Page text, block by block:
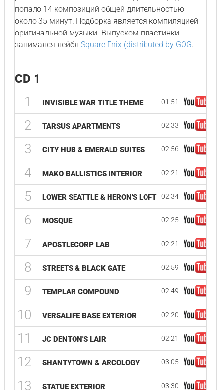
попало 14 композиций общей длительностью
около 35 минут. Подборка является компиляцией
оригинальной музыки. Выпуском пластинки
занимался лейбл Square Enix (distributed by GOG.
CD 1
1 INVISIBLE WAR TITLE THEME 01:51
2 TARSUS APARTMENTS 02:33
3 CITY HUB & EMERALD SUITES 02:56
4 MAKO BALLISTICS INTERIOR 02:21
5 LOWER SEATTLE & HERON'S LOFT 02:34
6 MOSQUE 02:25
7 APOSTLECORP LAB 02:21
8 STREETS & BLACK GATE 02:59
9 TEMPLAR COMPOUND 02:49
10 VERSALIFE BASE EXTERIOR 02:20
11 JC DENTON'S LAIR 02:21
12 SHANTYTOWN & ARCOLOGY 03:05
13 STATUE EXTERIOR 03:30